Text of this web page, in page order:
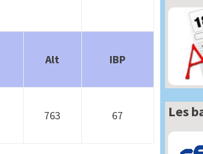
Alt IBP
763 67 Les